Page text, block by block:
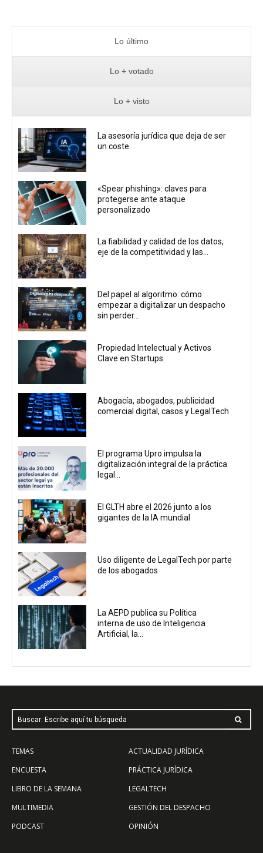
Lo último
Lo + votado
Lo + visto
La asesoría jurídica que deja de ser
un coste
«Spear phishing»: claves para
protegerse ante ataque
personalizado
La fiabilidad y calidad de los datos,
eje de la competitividad y las...
Del papel al algoritmo: cómo
empezar a digitalizar un despacho
sin perder...
Propiedad Intelectual y Activos
Clave en Startups
Abogacía, abogados, publicidad
comercial digital, casos y LegalTech
El programa Upro impulsa la
digitalización integral de la práctica
legal...
El GLTH abre el 2026 junto a los
gigantes de la IA mundial
Uso diligente de LegalTech por parte
de los abogados
La AEPD publica su Política
interna de uso de Inteligencia
Artificial, la...
Buscar: Escribe aquí tu búsqueda
TEMAS
ENCUESTA
LIBRO DE LA SEMANA
MULTIMEDIA
PODCAST
ACTUALIDAD JURÍDICA
PRÁCTICA JURÍDICA
LEGALTECH
GESTIÓN DEL DESPACHO
OPINIÓN